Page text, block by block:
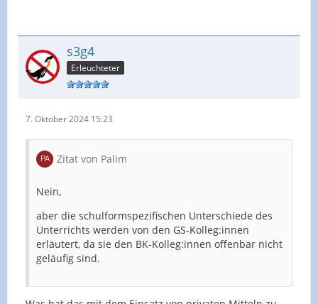
s3g4
Erleuchteter
7. Oktober 2024 15:23
Zitat von Palim
Nein,
aber die schulformspezifischen Unterschiede des
Unterrichts werden von den GS-Kolleg:innen
erläutert, da sie den BK-Kolleg:innen offenbar nicht
geläufig sind.